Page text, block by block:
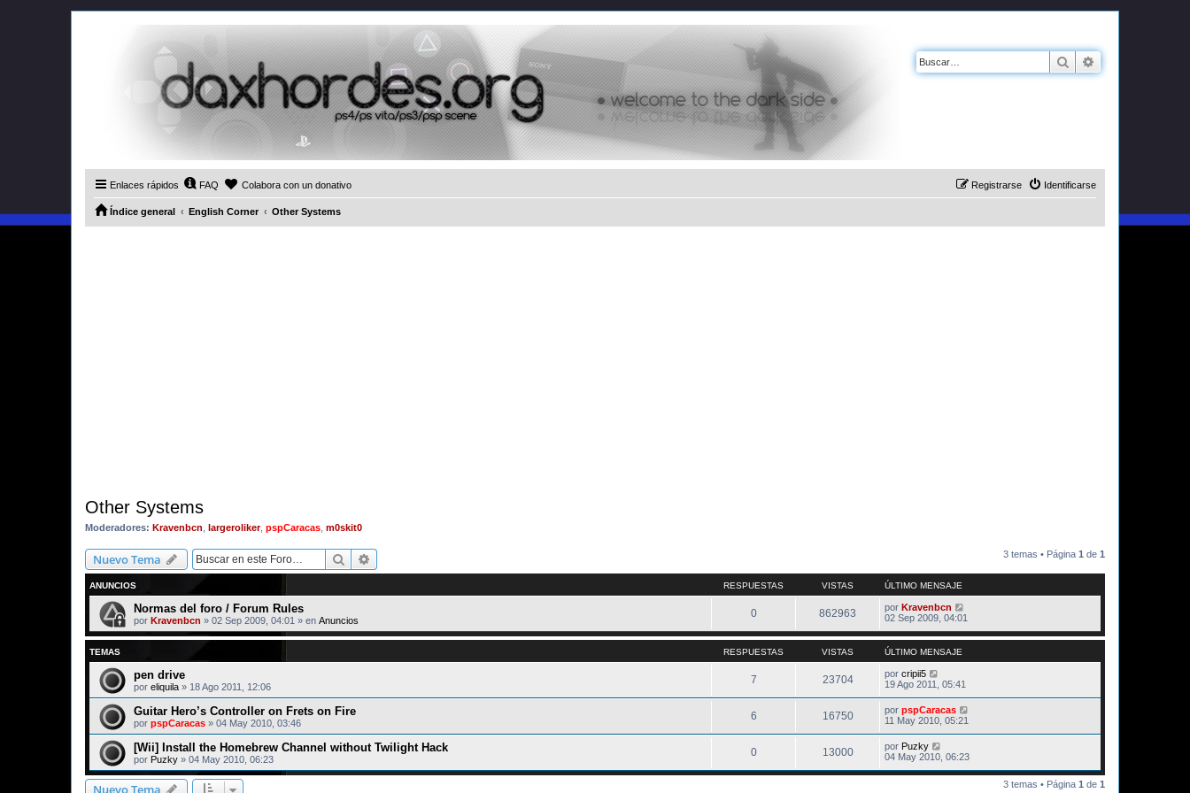
Buscar
Enlaces rápidos FAQ Colabora con un donativo Identificarse
Registrarse
Índice general English Corner Other Systems
Other Systems
Moderadores: Kravenbcn largeroliker, pspCaracas m0skit0
Nuevo Tema Buscar 3 temas • Página 1 de 1
ANUNCIOS RESPUESTAS VISTAS ÚLTIMO MENSAJE
Normas del foro / Forum Rules
por Kravenbcn » 02 Sep 2009, 04:01 » en Anuncios
0 862963 por Kravenbcn
02 Sep 2009, 04:01
TEMAS RESPUESTAS VISTAS ÚLTIMO MENSAJE
pen drive
por eliquila » 18 Ago 2011, 12:06
7 23704 por cripii5
19 Ago 2011, 05:41
Guitar Hero’s Controller on Frets on Fire
por pspCaracas » 04 May 2010, 03:46
6 16750 por pspCaracas
11 May 2010, 05:21
[Wii] Install the Homebrew Channel without Twilight Hack
por Puzky » 04 May 2010, 06:23
0 13000 por Puzky
04 May 2010, 06:23
Nuevo Tema 3 temas • Página 1 de 1